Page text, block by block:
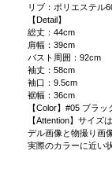
リブ：ポリエステル
【Detail】
総丈：44cm
肩幅：39cm
バスト周囲：92cm
袖丈：58cm
袖口：9.5cm
裾幅：36cm
【Color】#05 ブラ
【Attention】サイ
デル画像と物撮り画
実際のカラーに近い